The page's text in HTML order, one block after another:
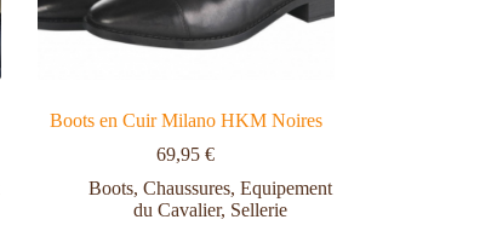
Boots en Cuir Milano HKM Noires
69,95€
Boots, Chaussures, Equipement
du Cavalier, Sellerie